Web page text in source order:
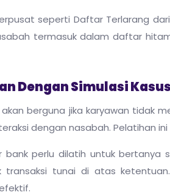
seperti Daftar Terlarang
termasuk dalam daftar
Dengan Simulasi
berguna jika karyawan tidak
dengan nasabah. Pelatihan
bank perlu dilatih untuk
transaksi tunai di atas